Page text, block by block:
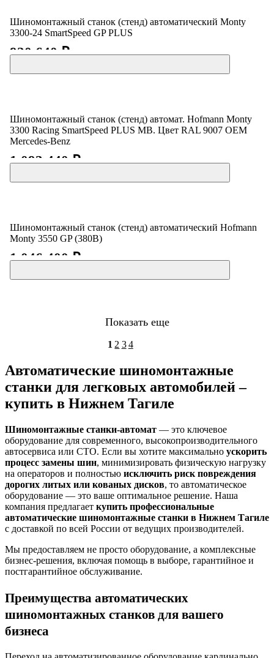
Шиномонтажный станок (стенд) автоматический Monty
3300-24 SmartSpeed GP PLUS
920 640 ₽
Шиномонтажный станок (стенд) автомат. Hofmann Monty
3300 Racing SmartSpeed PLUS MB. Цвет RAL 9007 OEM
Mercedes-Benz
1 093 440 ₽
Шиномонтажный станок (стенд) автоматический Hofmann
Monty 3550 GP (380В)
1 046 400 ₽
Показать еще
1 2 3 4
Автоматические шиномонтажные
станки для легковых автомобилей –
купить в Нижнем Тагиле
Шиномонтажные станки-автомат — это ключевое
оборудование для современного, высокопроизводительного
автосервиса или СТО. Если вы хотите максимально ускорить
процесс замены шин, минимизировать физическую нагрузку
на операторов и полностью исключить риск повреждения
дорогих литых или кованых дисков, то автоматическое
оборудование — это ваше оптимальное решение. Наша
компания предлагает купить профессиональные
автоматические шиномонтажные станки в Нижнем Тагиле
с доставкой по всей России от ведущих производителей.
Мы предоставляем не просто оборудование, а комплексные
бизнес-решения, включая помощь в выборе, гарантийное и
постгарантийное обслуживание.
Преимущества автоматических
шиномонтажных станков для вашего
бизнеса